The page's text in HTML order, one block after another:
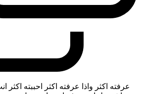
عرفته اكثر واذا عرفته اكثر احببته